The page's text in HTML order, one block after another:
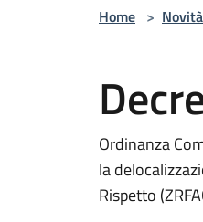
Home > Novità
Ordinanza
la
Rispetto